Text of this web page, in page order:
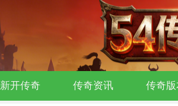
新开传奇 传奇资讯 传奇